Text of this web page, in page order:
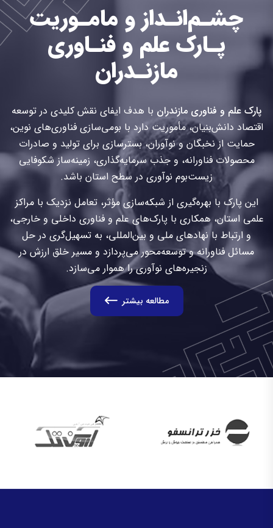
چشـم‌انـداز و مامـوریت
پـارک علم و فنـاوری
مازنـدران
پارک علم و فناوری مازندران با هدف ایفای نقش کلیدی در توسعه
اقتصاد دانش‌بنیان، مأموریت دارد با بومی‌سازی فناوری‌های نوین،
حمایت از نخبگان و نوآوران، بسترسازی برای تولید و صادرات
محصولات فناورانه، و جذب سرمایه‌گذاری، زمینه‌ساز شکوفایی
زیست‌بوم نوآوری در سطح استان باشد.
این پارک با بهره‌گیری از شبکه‌سازی مؤثر، تعامل نزدیک با مراکز
علمی استان، همکاری با پارک‌های علم و فناوری داخلی و خارجی،
و ارتباط با نهادهای ملی و بین‌المللی، به تسهیل‌گری در حل
مسائل فناورانه و توسعه‌محور می‌پردازد و مسیر خلق ارزش در
زنجیره‌های نوآوری را هموار می‌سازد.
مطالعه بیشتر